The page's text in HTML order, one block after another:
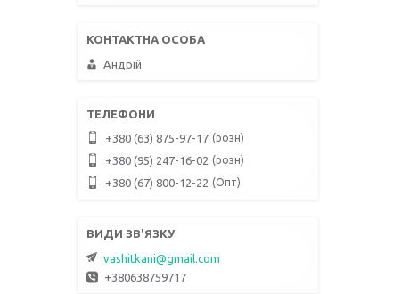
Андрій
+380 (63) 875-97-17 розн
+380 (95) 247-16-02 розн
+380 (67) 800-12-22 Опт
vashitkani@gmail.com
+380638759717